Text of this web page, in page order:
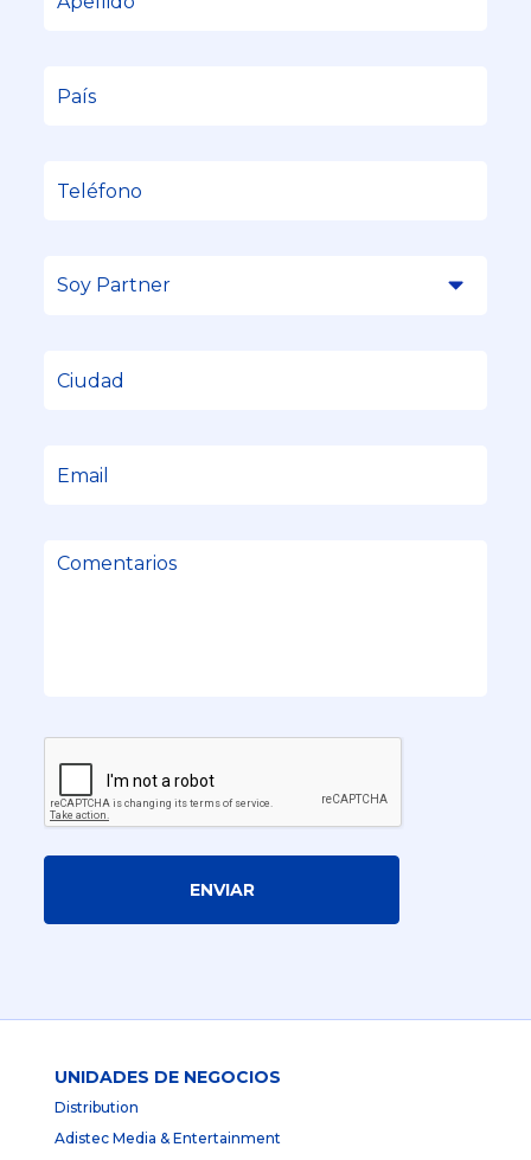
ENVIAR
UNIDADES DE NEGOCIOS
Distribution
Adistec Media & Entertainment